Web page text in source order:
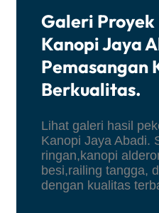
Galeri Proyek
Kanopi Jaya
Pemasangan
Berkualitas.
Lihat galeri hasil
Kanopi Jaya Abadi.
ringan,kanopi
besi,railing tangga,
dengan kualitas